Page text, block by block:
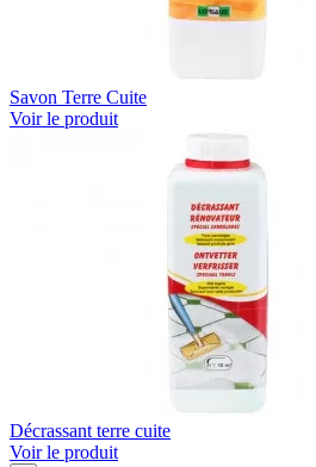
Savon Terre Cuite
Voir le produit
Décrassant terre cuite
Voir le produit